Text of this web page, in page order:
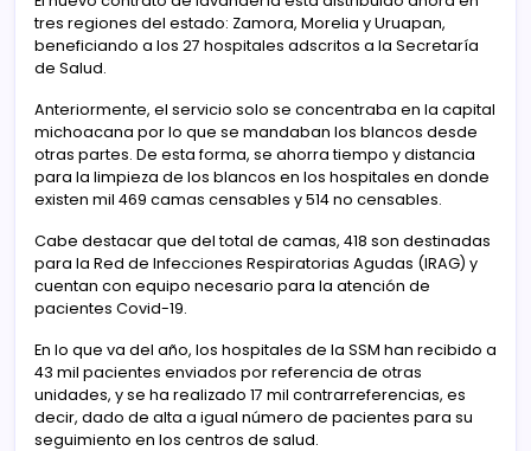
tres regiones del estado: Zamora, Morelia y Uruapan,
beneficiando a los 27 hospitales adscritos a la Secretaría
de Salud.
Anteriormente, el servicio solo se concentraba en la capital
michoacana por lo que se mandaban los blancos desde
otras partes. De esta forma, se ahorra tiempo y distancia
para la limpieza de los blancos en los hospitales en donde
existen mil 469 camas censables y 514 no censables.
Cabe destacar que del total de camas, 418 son destinadas
para la Red de Infecciones Respiratorias Agudas (IRAG) y
cuentan con equipo necesario para la atención de
pacientes Covid-19.
En lo que va del año, los hospitales de la SSM han recibido a
43 mil pacientes enviados por referencia de otras
unidades, y se ha realizado 17 mil contrarreferencias, es
decir, dado de alta a igual número de pacientes para su
seguimiento en los centros de salud.